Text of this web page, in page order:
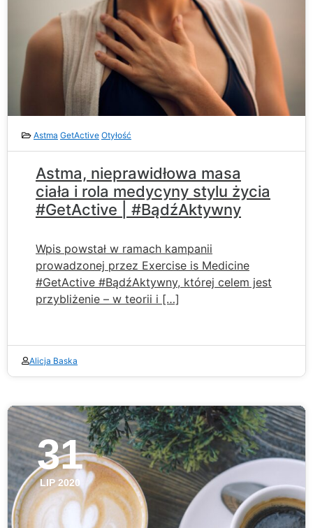
Astma GetActive Otyłość
Astma, nieprawidłowa masa
ciała i rola medycyny stylu życia
#GetActive | #BądźAktywny
Wpis powstał w ramach kampanii
prowadzonej przez Exercise is Medicine
#GetActive #BądźAktywny, której celem jest
przybliżenie – w teorii i […]
Alicja Baska
31
LIP 2020